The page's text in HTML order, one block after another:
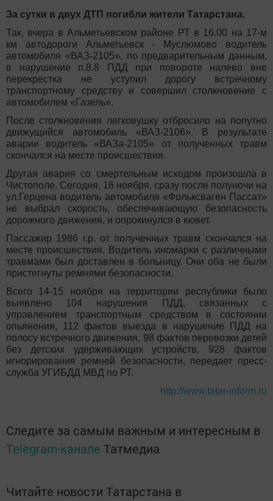
За сутки в двух ДТП погибли жители Татарстана.
Так, вчера в Альметьевском районе РТ в 16.00 на 17-м
км автодороги Альметьевск - Муслюмово водитель
автомобиля «ВАЗ-2105», по предварительным данным,
в нарушение п.8.8 ПДД при повороте налево вне
перекрестка не уступил дорогу встречному
транспортному средству и совершил столкновение с
автомобилем «Газель».
После столкновения легковушку отбросило на попутно
движущийся автомобиль «ВАЗ-2106». В результате
аварии водитель «ВАЗа-2105» от полученных травм
скончался на месте происшествия.
Другая авария со смертельным исходом произошла в
Чистополе. Сегодня, 16 ноября, сразу после полуночи на
ул.Герцена водитель автомобиля «Фольксваген Пассат»
не выбрал скорость, обеспечивающую безопасность
дорожного движения, и опрокинулся в кювет.
Пассажир 1986 г.р. от полученных травм скончался на
месте происшествия. Водитель иномарки с различными
травмами был доставлен в больницу. Они оба не были
пристегнуты ремнями безопасности.
Всего 14-15 ноября на территории республики было
выявлено 104 нарушения ПДД, связанных с
управлением транспортным средством в состоянии
опьянения, 112 фактов выезда в нарушение ПДД на
полосу встречного движения, 98 фактов перевозки детей
без детских удерживающих устройств, 928 фактов
игнорирования ремней безопасности, передает пресс-
служба УГИБДД МВД по РТ.
http://www.tatar-inform.ru
Следите за самым важным и интересным в
Telegram-канале Татмедиа
Читайте новости Татарстана в